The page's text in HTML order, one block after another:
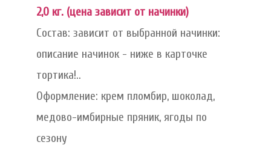
2,0 кг. (цена зависит от начинки)
Состав: зависит от выбранной начинки:
описание начинок - ниже в карточке
тортика!..
Оформление: крем пломбир, шоколад,
медово-имбирные пряник, ягоды по
сезону